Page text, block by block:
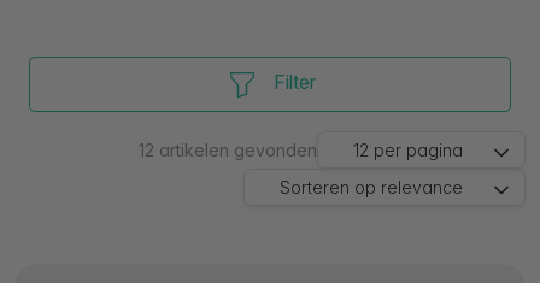
Filter
12 artikelen gevonden 12 per pagina
Sorteren op relevance